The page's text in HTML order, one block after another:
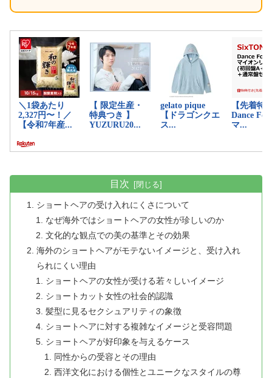
目次
ショートヘアの受け入れにくさについて
なぜ海外ではショートヘアの女性が珍しいのか
文化的な観点での美の基準とその効果
海外のショートヘアがモテないイメージと、受け入れ
られにくい理由
ショートヘアの女性が受ける若々しいイメージ
ショートカット女性の社会的認識
髪型に見るセクシュアリティの象徴
ショートヘアに対する複雑なイメージと受容問題
ショートヘアが好印象を与えるケース
同性からの受容とその理由
西洋文化における個性とユニークなスタイルの尊